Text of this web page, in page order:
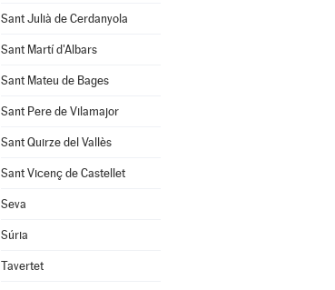
Sant Julià de Cerdanyola
Sant Martí d'Albars
Sant Mateu de Bages
Sant Pere de Vilamajor
Sant Quirze del Vallès
Sant Vicenç de Castellet
Seva
Súria
Tavertet